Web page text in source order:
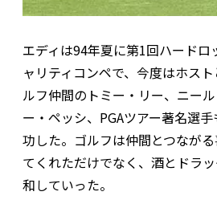
エディは94年夏に第1回ハードロ
ャリティコンペで、今度はホス
ルフ仲間のトミー・リー、ニー
ー・ペッシ、PGAツアー著名選
功した。ゴルフは仲間とつなが
てくれただけでなく、酒とドラ
和していった。